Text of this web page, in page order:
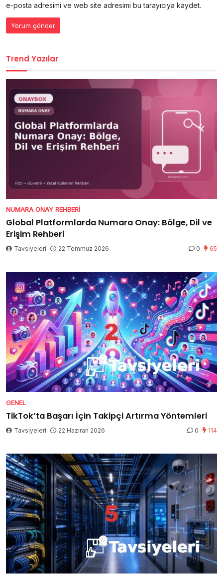
e-posta adresimi ve web site adresimi bu tarayıcıya kaydet.
Trend Yazılar
NUMARA ONAY REHBERI
Global Platformlarda Numara Onay: Bölge, Dil ve
Erişim Rehberi
Tavsiyeleri 22 Temmuz 2026 0 65
GENEL
TikTok’ta Başarı İçin Takipçi Artırma Yöntemleri
Tavsiyeleri 22 Haziran 2026 0 114